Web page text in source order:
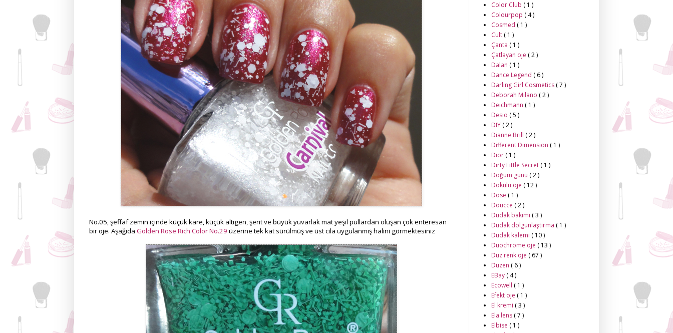
No.05, şeffaf zemin içinde küçük kare, küçük altıgen, şerit ve büyük yuvarlak mat yeşil pullardan oluşan çok enteresan
bir oje. Aşağıda Golden Rose Rich Color No.29 üzerine tek kat sürülmüş ve üst cila uygulanmış halini görmektesiniz
Color Club ( 1 )
Colourpop ( 4 )
Cosmed ( 1 )
Cult ( 1 )
Çanta ( 1 )
Çatlayan oje ( 2 )
Dalan ( 1 )
Dance Legend ( 6 )
Darling Girl Cosmetics ( 7 )
Deborah Milano ( 2 )
Deichmann ( 1 )
Desio ( 5 )
DIY ( 2 )
Dianne Brill ( 2 )
Different Dimension ( 1 )
Dior ( 1 )
Dirty Little Secret ( 1 )
Doğum günü ( 2 )
Dokulu oje ( 12 )
Dose ( 1 )
Doucce ( 2 )
Dudak bakımı ( 3 )
Dudak dolgunlaştırma ( 1 )
Dudak kalemi ( 10 )
Duochrome oje ( 13 )
Düz renk oje ( 67 )
Düzen ( 6 )
EBay ( 4 )
Ecowell ( 1 )
Efekt oje ( 1 )
El kremi ( 3 )
Ela lens ( 7 )
Elbise ( 1 )